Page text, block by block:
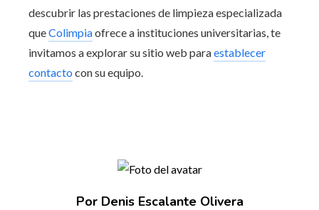
descubrir las prestaciones de limpieza especializada
queColimpiaofrece a instituciones universitarias, te
invitamos a explorar su sitio web paraestablecer
contacto con su equipo.
Por Denis Escalante Olivera